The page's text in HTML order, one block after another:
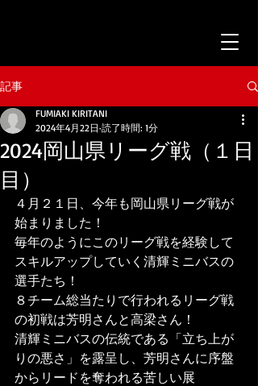
記事
2024岡山県リーグ戦（１日
目）
FUMIAKI KIRITANI
2024年4月22日 読了時間: 1分
４月２１日、今年も岡山県リーグ戦が
始まりました！
毎年のようにこのリーグ戦を経験して
スキルアップしていく清輝ミニバスの
選手たち！
８チーム総当たりで行われるリーグ戦
の初戦は芳明さんと高梁さん！
清輝ミニバスの伝統である「立ち上が
りの悪さ」を露呈し、芳明さんに序盤
からリードを奪われる苦しい展